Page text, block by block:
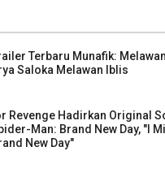
Terbaru Munafik:
Saloka Melawan Iblis
Revenge Hadirkan Original
Man: Brand New Day, "I
New Day"